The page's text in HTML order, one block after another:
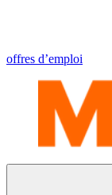
offres d’emploi